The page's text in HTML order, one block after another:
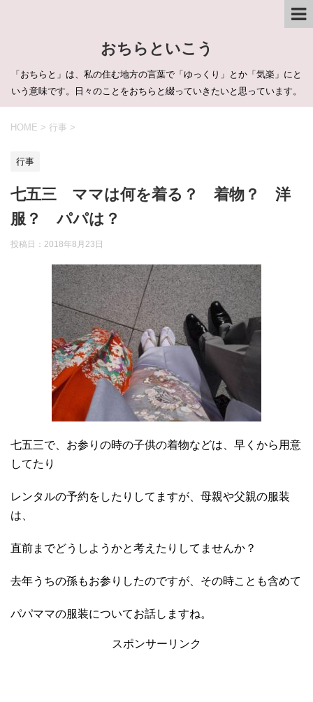
おちらといこう
「おちらと」は、私の住む地方の言葉で「ゆっくり」とか「気楽」にと
いう意味です。日々のことをおちらと綴っていきたいと思っています。
HOME > 行事 >
行事
七五三 ママは何を着る？ 着物？ 洋
服？ パパは？
投稿日： 2018年8月23日
七五三で、お参りの時の子供の着物などは、早くから用意
してたり
レンタルの予約をしたりしてますが、母親や父親の服装
は、
直前までどうしようかと考えたりしてませんか？
去年うちの孫もお参りしたのですが、その時ことも含めて
パパママの服装についてお話しますね。
スポンサーリンク